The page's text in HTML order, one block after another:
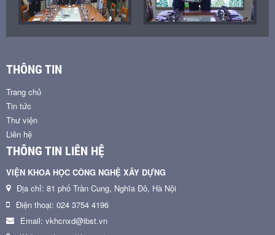
THÔNG TIN
Trang chủ
Tin tức
Thư viện
Liên hệ
THÔNG TIN LIÊN HỆ
VIỆN KHOA HỌC CÔNG NGHỆ XÂY DỰNG
Địa chỉ: 81 phố Trần Cung, Nghĩa Đô, Hà Nội
Điện thoại: 024 3754 4196
Email: vkhcnxd@ibst.vn